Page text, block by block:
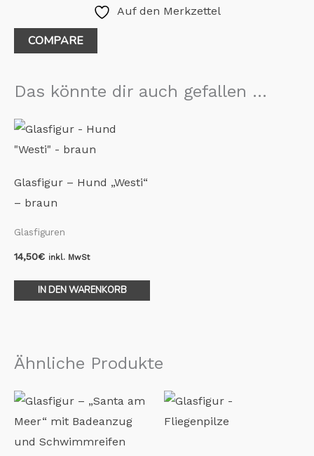
Auf den Merkzettel
COMPARE
Das könnte dir auch gefallen …
Glasfigur – Hund „Westi“
– braun
Glasfiguren
14,50€ inkl. MwSt
IN DEN WARENKORB
Ähnliche Produkte